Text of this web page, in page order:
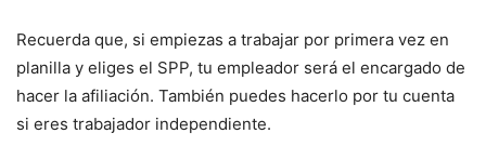
Recuerda que, si empiezas a trabajar por primera vez en
planilla y eliges el SPP, tu empleador será el encargado de
hacer la afiliación. También puedes hacerlo por tu cuenta
si eres trabajador independiente.